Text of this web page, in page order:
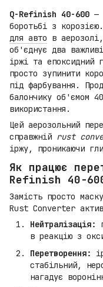
Q-Refinish 40-600 —
боротьбі з
для авто в
об'єднує два
іржі та епоксидний
просто зупинити
під фарбування.
балончику об'ємом
використання.
Цей аерозольний
справжній rust
іржу, проникаючи
Як працює
Refinish 40-
Замість просто
Rust Converter
Нейтралізація:
в реакцію з
Перетворення:
стабільний,
нагадує